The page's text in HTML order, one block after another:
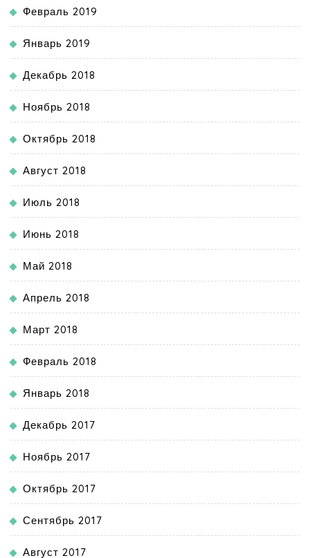
Февраль 2019
Январь 2019
Декабрь 2018
Ноябрь 2018
Октябрь 2018
Август 2018
Июль 2018
Июнь 2018
Май 2018
Апрель 2018
Март 2018
Февраль 2018
Январь 2018
Декабрь 2017
Ноябрь 2017
Октябрь 2017
Сентябрь 2017
Август 2017